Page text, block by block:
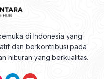
di Indonesia yang
dan berkontribusi pada
hiburan yang berkualitas.